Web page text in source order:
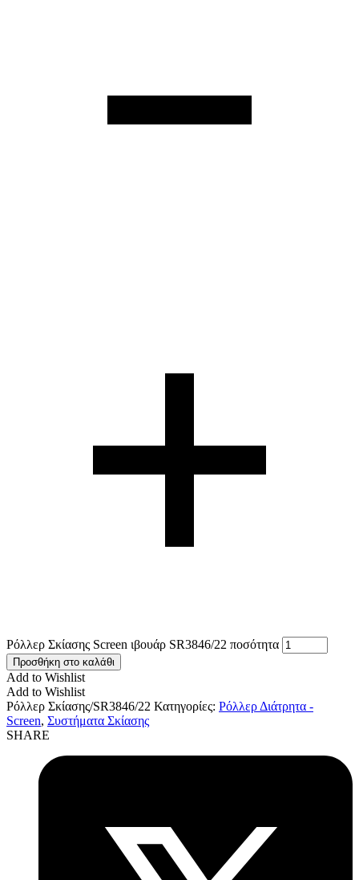
Ρόλλερ Σκίασης Screen ιβουάρ SR3846/22 ποσότητα
Προσθήκη στο καλάθι
Add to Wishlist
Add to Wishlist
Ρόλλερ Σκίασης/SR3846/22 Κατηγορίες: Ρόλλερ Διάτρητα -
Screen, Συστήματα Σκίασης
SHARE